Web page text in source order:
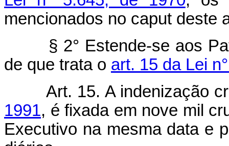
mencionados no caput deste
§ 2° Estende-se aos
de que trata o art. 15 da Lei
Art. 15. A indenização
1991, é fixada em nove mil
Executivo na mesma data e